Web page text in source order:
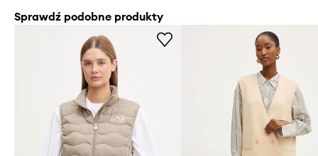
Sprawdź podobne produkty